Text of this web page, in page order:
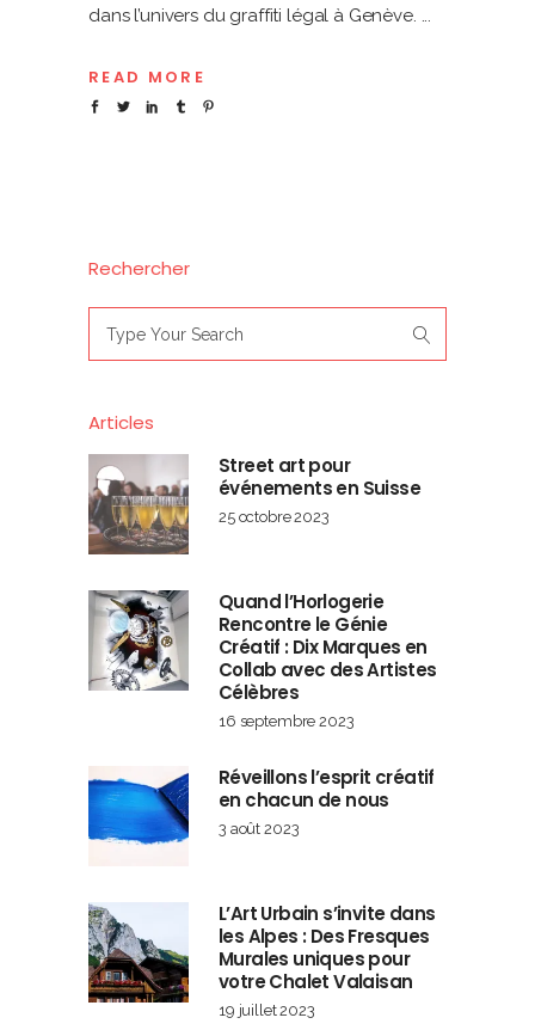
dans l’univers du graffiti légal à Genève.
READ MORE
Rechercher
for:
Articles
Street art pour
événements en Suisse
25 octobre 2023
Quand l’Horlogerie
Rencontre le Génie
Créatif : Dix Marques en
Collab avec des Artistes
Célèbres
16 septembre 2023
Réveillons l’esprit créatif
en chacun de nous
3 août 2023
L’Art Urbain s’invite dans
les Alpes : Des Fresques
Murales uniques pour
votre Chalet Valaisan
19 juillet 2023